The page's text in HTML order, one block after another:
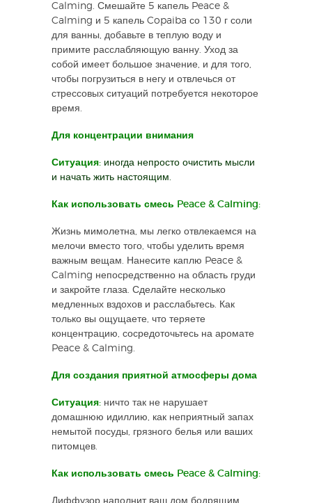
Calming. Смешайте 5 капель Peace &
Calming и 5 капель Copaiba со 130 г соли
для ванны, добавьте в теплую воду и
примите расслабляющую ванну. Уход за
собой имеет большое значение, и для того,
чтобы погрузиться в негу и отвлечься от
стрессовых ситуаций потребуется некоторое
время.
Для концентрации внимания
Ситуация: иногда непросто очистить мысли
и начать жить настоящим.
Как использовать смесь Peace & Calming:
Жизнь мимолетна, мы легко отвлекаемся на
мелочи вместо того, чтобы уделить время
важным вещам. Нанесите каплю Peace &
Calming непосредственно на область груди
и закройте глаза. Сделайте несколько
медленных вздохов и расслабьтесь. Как
только вы ощущаете, что теряете
концентрацию, сосредоточьтесь на аромате
Peace & Calming.
Для создания приятной атмосферы дома
Ситуация: ничто так не нарушает
домашнюю идиллию, как неприятный запах
немытой посуды, грязного белья или ваших
питомцев.
Как использовать смесь Peace & Calming:
Диффузор наполнит ваш дом бодрящим